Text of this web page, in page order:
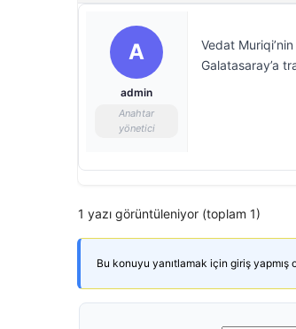
A
admin
Anahtar
yönetici
Vedat
Galatasaray’a
1 yazı görüntüleniyor (toplam 1)
Bu konuyu yanıtlamak için giriş yapmış